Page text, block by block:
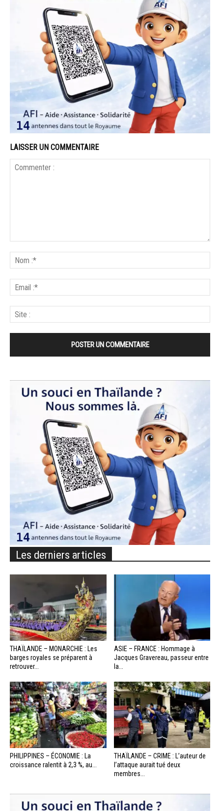
LAISSER UN COMMENTAIRE
Les derniers articles
THAÏLANDE – MONARCHIE : Les
barges royales se préparent à
retrouver...
ASIE – FRANCE : Hommage à
Jacques Gravereau, passeur entre
la...
PHILIPPINES – ÉCONOMIE : La
croissance ralentit à 2,3 %, au...
THAÏLANDE – CRIME : L’auteur de
l’attaque aurait tué deux
membres...